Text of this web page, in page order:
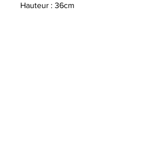
Hauteur : 36cm